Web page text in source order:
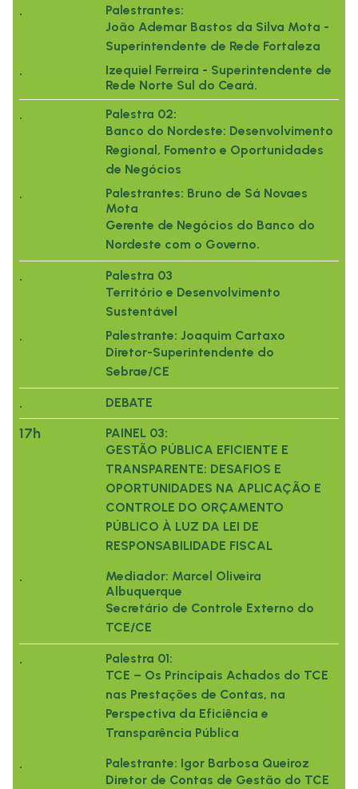
.
Palestrantes:
João Ademar Bastos da Silva Mota -
Superintendente de Rede Fortaleza
.
Izequiel Ferreira - Superintendente de
Rede Norte Sul do Ceará.
.
Palestra 02:
Banco do Nordeste: Desenvolvimento
Regional, Fomento e Oportunidades
de Negócios
.
Palestrantes: Bruno de Sá Novaes
Mota
Gerente de Negócios do Banco do
Nordeste com o Governo.
.
Palestra 03
Território e Desenvolvimento
Sustentável
.
Palestrante: Joaquim Cartaxo
Diretor-Superintendente do
Sebrae/CE
. DEBATE
17h
PAINEL 03:
GESTÃO PÚBLICA EFICIENTE E
TRANSPARENTE: DESAFIOS E
OPORTUNIDADES NA APLICAÇÃO E
CONTROLE DO ORÇAMENTO
PÚBLICO À LUZ DA LEI DE
RESPONSABILIDADE FISCAL
.
Mediador: Marcel Oliveira
Albuquerque
Secretário de Controle Externo do
TCE/CE
.
Palestra 01:
TCE – Os Principais Achados do TCE
nas Prestações de Contas, na
Perspectiva da Eficiência e
Transparência Pública
.
Palestrante: Igor Barbosa Queiroz
Diretor de Contas de Gestão do TCE